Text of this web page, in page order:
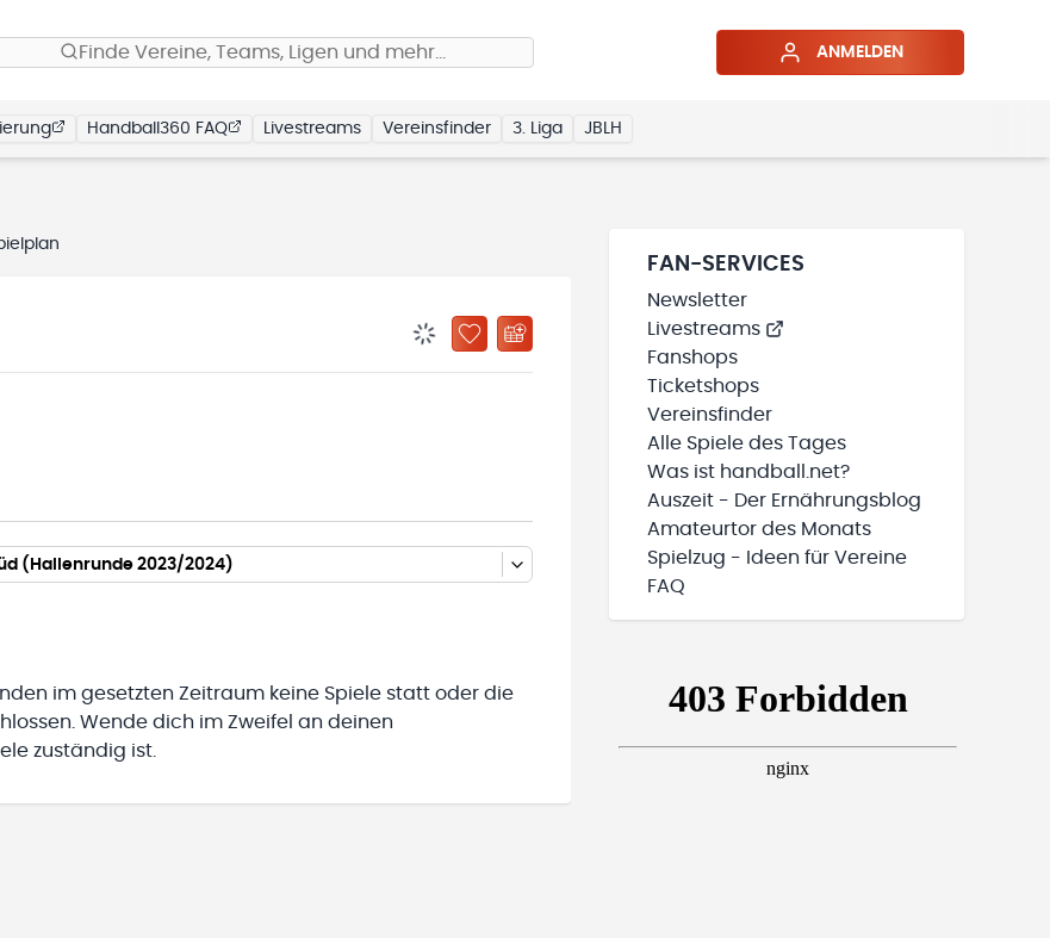
Finde Vereine, Teams, Ligen und mehr… ANMELDEN
Handball360 FAQ Livestreams Vereinsfinder 3. Liga JBLH
BENACHRICHTIGUNGSSTATUS WIRD GELADEN
ZU „MEINE TEAMS“ HINZUFÜGEN
(Hallenrunde 2023/2024)
im gesetzten Zeitraum keine Spiele statt oder die
Wende dich im Zweifel an deinen
zuständig ist.
FAN-SERVICES
Newsletter
Livestreams
Fanshops
Ticketshops
Vereinsfinder
Alle Spiele des Tages
Was ist handball.net?
Auszeit - Der Ernährungsblog
Amateurtor des Monats
Spielzug - Ideen für Vereine
FAQ